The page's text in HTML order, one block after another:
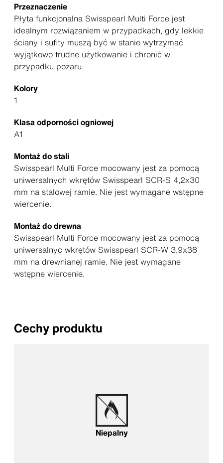
Przeznaczenie
Płyta funkcjonalna Swisspearl Multi Force jest
idealnym rozwiązaniem w przypadkach, gdy lekkie
ściany i sufity muszą być w stanie wytrzymać
wyjątkowo trudne użytkowanie i chronić w
przypadku pożaru.
Kolory
1
Klasa odporności ogniowej
A1
Montaż do stali
Swisspearl Multi Force mocowany jest za pomocą
uniwersalnych wkrętów Swisspearl SCR-S 4,2x30
mm na stalowej ramie. Nie jest wymagane wstępne
wiercenie.
Montaż do drewna
Swisspearl Multi Force mocowany jest za pomocą
uniwersalnyc wkrętów Swisspearl SCR-W 3,9x38
mm na drewnianej ramie. Nie jest wymagane
wstępne wiercenie.
Cechy produktu
Niepalny